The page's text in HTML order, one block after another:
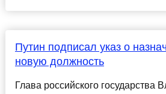
Путин подписал указ о
новую должность
Глава российского государства